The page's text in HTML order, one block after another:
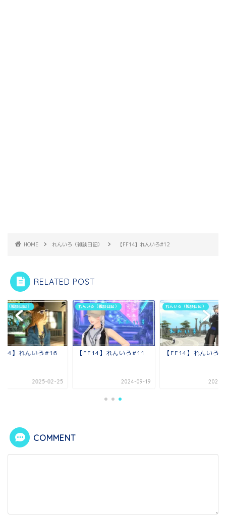
HOME れんいろ（雑談日記） 【FF14】れんいろ#12
RELATED POST
ろ（雑談日記）
】れんいろ#16
2025-02-25
れんいろ（雑談日記）
【FF14】れんいろ#11
2024-09-19
れんいろ（雑談日記）
【FF14】れんいろ
2026-
COMMENT